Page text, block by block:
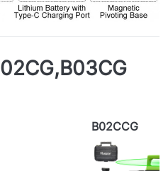
B02CCG